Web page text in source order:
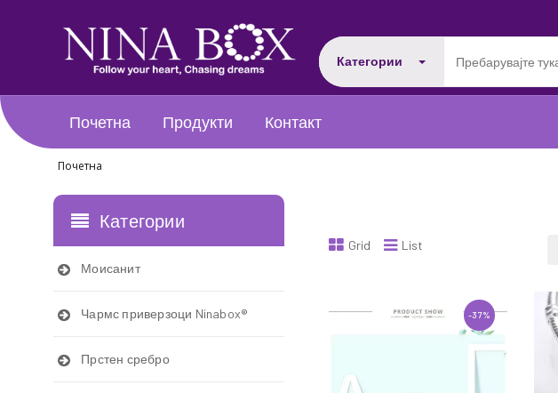
Категории
Почетна Продукти Контакт
Почетна
Grid List
-37%
Категории
Моисанит
Чармс приверзоци Ninabox®
Прстен сребро